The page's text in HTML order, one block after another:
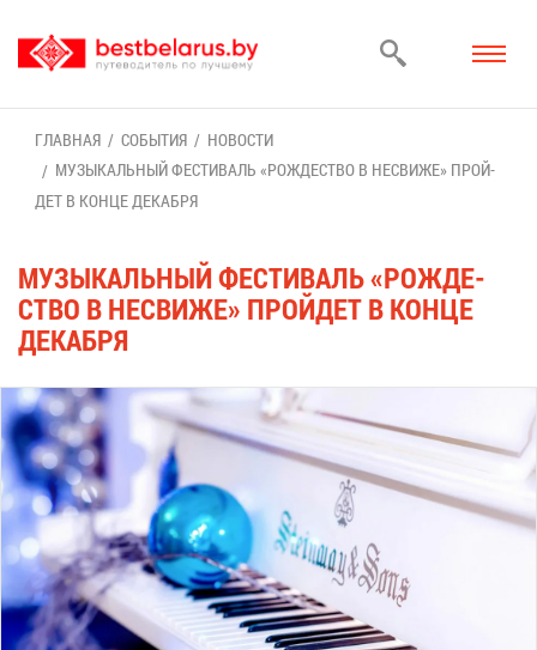
ГЛАВ­НАЯ СО­БЫ­ТИЯ
НО­ВО­СТИ
МУ­ЗЫ­КАЛЬ­НЫЙ ФЕ­СТИ­ВАЛЬ «РОЖ­ДЕ­СТВО В НЕСВИ­ЖЕ» ПРОЙ­
ДЕТ В КОН­ЦЕ ДЕ­КАБ­РЯ
МУ­ЗЫ­КАЛЬ­НЫЙ ФЕ­СТИ­ВАЛЬ «РОЖ­ДЕ­
СТВО В НЕСВИ­ЖЕ» ПРОЙ­ДЕТ В КОН­ЦЕ
ДЕ­КАБ­РЯ